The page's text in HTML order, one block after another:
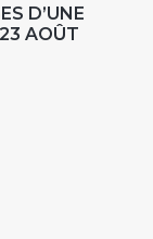
D’UNE
AOÛT